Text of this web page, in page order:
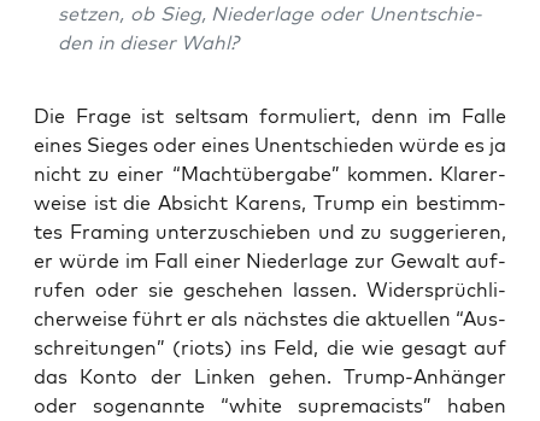
set­zen, ob Sieg, Nie­der­la­ge oder Unent­schie­
den in die­ser Wahl?
Die Fra­ge ist selt­sam for­mu­liert, denn im Fal­le
eines Sie­ges oder eines Unent­schie­den wür­de es ja
nicht zu einer “Macht­über­ga­be” kom­men. Kla­rer­
wei­se ist die Absicht Karens, Trump ein bestimm­
tes Framing unter­zu­schie­ben und zu sug­ge­rie­ren,
er wür­de im Fall einer Nie­der­la­ge zur Gewalt auf­
ru­fen oder sie gesche­hen las­sen. Wider­sprüch­li­
cher­wei­se führt er als nächs­tes die aktu­el­len “Aus­
schrei­tun­gen” (riots) ins Feld, die wie gesagt auf
das Kon­to der Lin­ken gehen. Trump-Anhän­ger
oder soge­nann­te “white supre­macists” haben